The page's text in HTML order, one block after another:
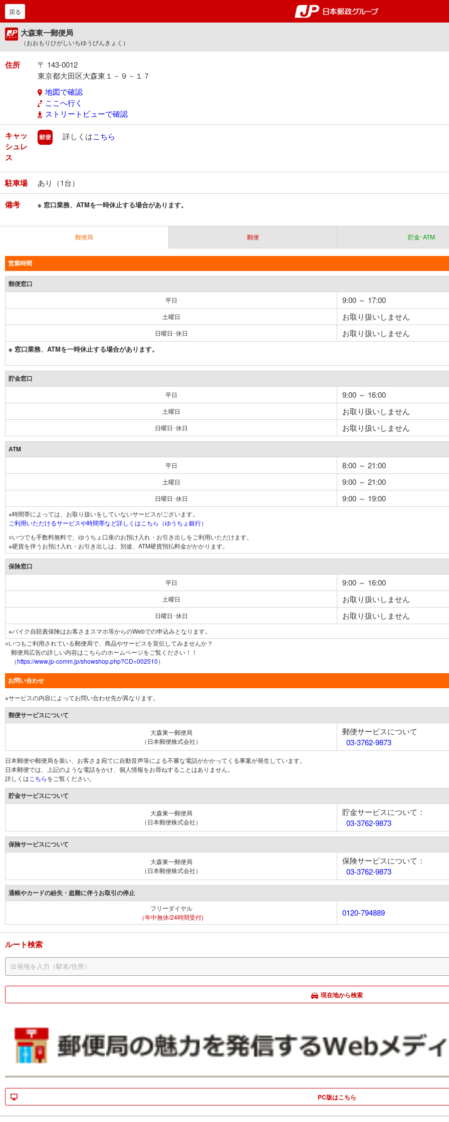
郵便局・日本郵政グルー
戻る
大森東一郵便局
（おおもりひがしいちゆうびんきょく）
住所
〒 143-0012
東京都大田区大森東１－９－１７
地図で確認
ここへ行く
ストリートビューで確認
キャッ
シュレ
ス
郵便
詳しくはこちら
駐車場 あり（1台）
備考 ※ 窓口業務、ATMを一時休止する場合があります。
郵便局 郵便 貯金･ATM
営業時間
郵便窓口
平日 9:00 ～ 17:00
土曜日 お取り扱いしません
日曜日･休日 お取り扱いしません
※ 窓口業務、ATMを一時休止する場合があります。
貯金窓口
平日 9:00 ～ 16:00
土曜日 お取り扱いしません
日曜日･休日 お取り扱いしません
ATM
平日 8:00 ～ 21:00
土曜日 9:00 ～ 21:00
日曜日･休日 9:00 ～ 19:00
※時間帯によっては、お取り扱いをしていないサービスがございます。
ご利用いただけるサービスや時間帯など詳しくはこちら（ゆうちょ銀行）
○いつでも手数料無料で、ゆうちょ口座のお預け入れ・お引き出しをご利用いただけます。
※硬貨を伴うお預け入れ・お引き出しは、別途、ATM硬貨預払料金がかかります。
保険窓口
平日 9:00 ～ 16:00
土曜日 お取り扱いしません
日曜日･休日 お取り扱いしません
※バイク自賠責保険はお客さまスマホ等からのWebでの申込みとなります。
○いつもご利用されている郵便局で、商品やサービスを宣伝してみませんか？
郵便局広告の詳しい内容はこちらのホームページをご覧ください！！
（https://www.jp-comm.jp/showshop.php?CD=002510）
お問い合わせ
※サービスの内容によってお問い合わせ先が異なります。
郵便サービスについて
大森東一郵便局
（日本郵便株式会社）
郵便サービスについて
03-3762-9873
日本郵便や郵便局を装い、お客さま宛てに自動音声等による不審な電話がかかってくる事案が発生しています。
日本郵便では、上記のような電話をかけ、個人情報をお尋ねすることはありません。
詳しくは こちらをご覧ください。
貯金サービスについて
大森東一郵便局
（日本郵便株式会社）
貯金サービスについて：
03-3762-9873
保険サービスについて
大森東一郵便局
（日本郵便株式会社）
保険サービスについて：
03-3762-9873
通帳やカードの紛失・盗難に伴うお取引の停止
フリーダイヤル
（年中無休/24時間受付)
0120-794889
ルート検索
現在地から検索
PC版はこちら